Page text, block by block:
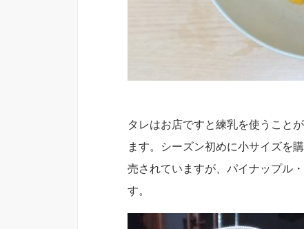
タレはお店ですと練乳を使うこと
ます。シーズン初めに小サイズを
売されていますが、パイナップル
す。